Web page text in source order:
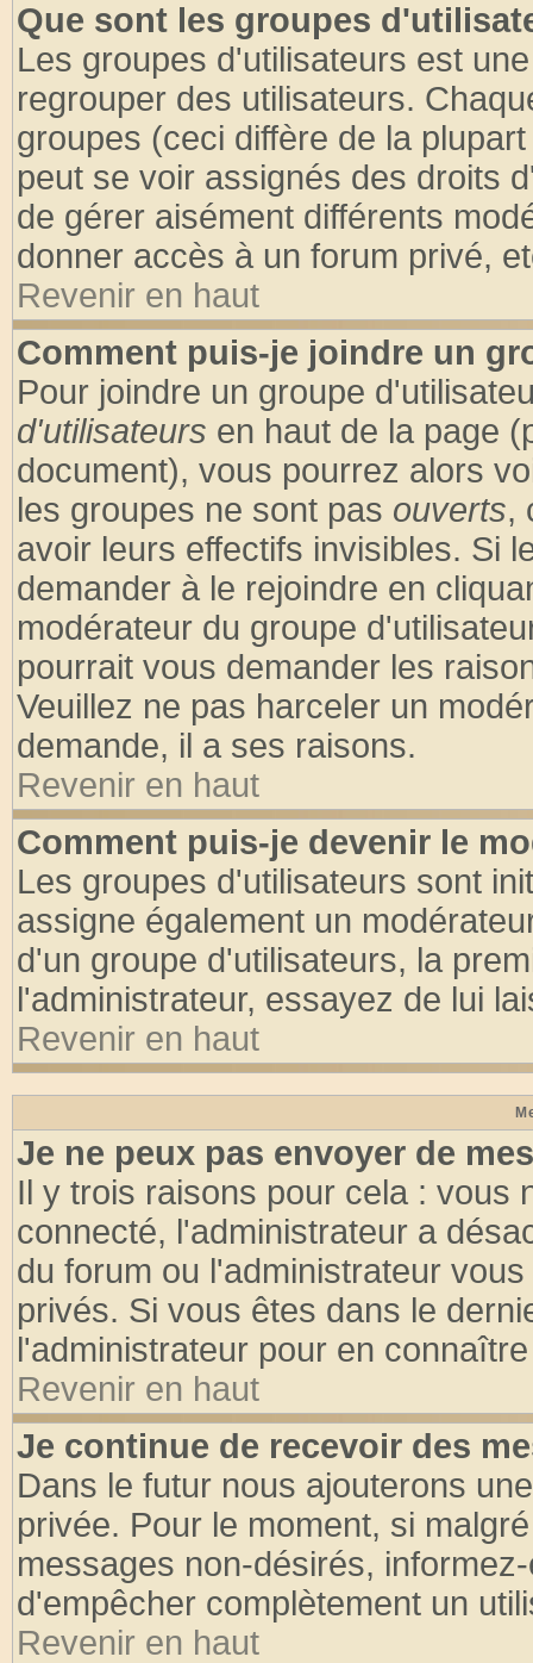
Que sont les groupes
Les groupes d'utilisateurs est
regrouper des utilisateurs.
groupes (ceci diffère de la
peut se voir assignés des droits
de gérer aisément différents
donner accès à un forum privé,
Revenir en haut
Comment puis-je joindre un
Pour joindre un groupe
d'utilisateurs en haut de la page
document), vous pourrez alors
les groupes ne sont pas ouverts,
avoir leurs effectifs invisibles. Si
demander à le rejoindre en
modérateur du groupe
pourrait vous demander les
Veuillez ne pas harceler un
demande, il a ses raisons.
Revenir en haut
Comment puis-je devenir le
Les groupes d'utilisateurs sont
assigne également un
d'un groupe d'utilisateurs, la
l'administrateur, essayez de lui
Revenir en haut
Je ne peux pas envoyer de
Il y trois raisons pour cela : vous
connecté, l'administrateur a
du forum ou l'administrateur
privés. Si vous êtes dans le
l'administrateur pour en
Revenir en haut
Je continue de recevoir des
Dans le futur nous ajouterons
privée. Pour le moment, si
messages non-désirés,
d'empêcher complètement un
Revenir en haut